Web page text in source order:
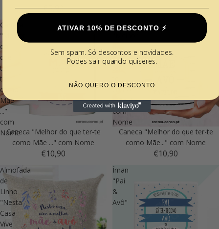
€5,90
Caneca
"Melhor
do
que
ter-
te
como
Mãe
..."
com
Nome
Caneca "Melhor do que ter-te
como Mãe ..." com Nome
€10,90
Caneca
que
como
Mãe..."
com
Nome
Caneca "Melhor do que ter-te
como Mãe..." com Nome
€10,90
Almofada
de
Linho
"Nesta
Casa
Vive
Íman
"Pai
&
Avô"
ATIVAR 10% DE DESCONTO ⚡️
Sem spam. Só descontos e novidades.
Podes sair quando quiseres.
NÃO QUERO O DESCONTO